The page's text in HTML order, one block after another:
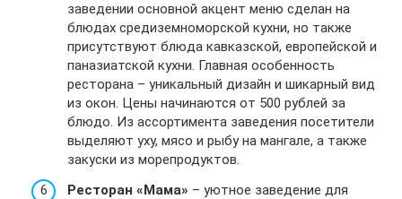
заведении основной акцент меню сделан на
блюдах средиземноморской кухни, но также
присутствуют блюда кавказской, европейской и
паназиатской кухни. Главная особенность
ресторана – уникальный дизайн и шикарный вид
из окон. Цены начинаются от 500 рублей за
блюдо. Из ассортимента заведения посетители
выделяют уху, мясо и рыбу на мангале, а также
закуски из морепродуктов.
Ресторан «Мама» – уютное заведение для